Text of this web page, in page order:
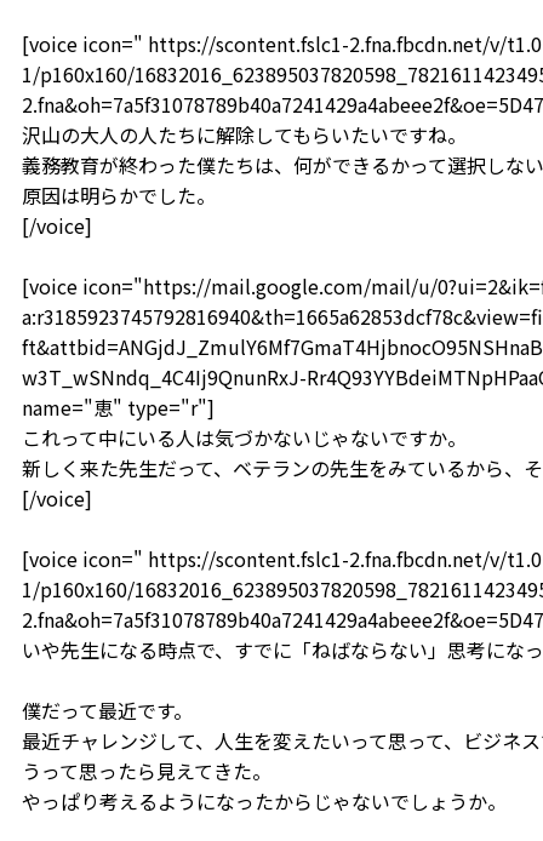
[voice icon=" https://scontent.fslc1-2.fna.fbcdn.net/v/
1/p160x160/
沢山の大人の人たちに解除してもらいたいですね。
義務教育が終わった僕たちは、何ができるかって選択しな
原因は明らかでした。
[/voice]
[voice icon="https://mail.google.com/mail/u/
w3T_wSNndq_4C4Ij9QnunRxJ-
name="恵" type="r"]
これって中にいる人は気づかないじゃないですか。
新しく来た先生だって、ベテランの先生をみているから、
[/voice]
[voice icon=" https://scontent.fslc1-2.fna.fbcdn.net/v/
1/p160x160/
いや先生になる時点で、すでに「ねばならない」思考にな
僕だって最近です。
最近チャレンジして、人生を変えたいって思って、ビジネ
うって思ったら見えてきた。
やっぱり考えるようになったからじゃないでしょうか。